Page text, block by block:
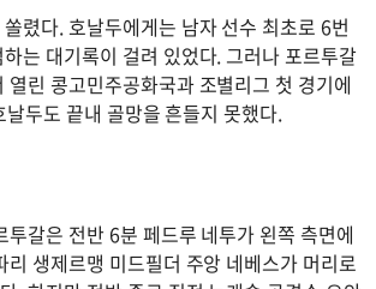
렸다. 호날두에게는 남자 선수 최초로 6번
는 대기록이 걸려 있었다. 그러나 포르투갈
열린 콩고민주공화국과 조별리그 첫 경기에
두도 끝내 골망을 흔들지 못했다.
투갈은 전반 6분 페드루 네투가 왼쪽 측면에
리 생제르맹 미드필더 주앙 네베스가 머리로